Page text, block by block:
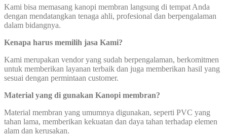
Kami bisa memasang kanopi membran langsung di tempat Anda
dengan mendatangkan tenaga ahli, profesional dan berpengalaman
dalam bidangnya.
Kenapa harus memilih jasa Kami?
Kami merupakan vendor yang sudah berpengalaman, berkomitmen
untuk memberikan layanan terbaik dan juga memberikan hasil yang
sesuai dengan permintaan customer.
Material yang di gunakan Kanopi membran?
Material membran yang umumnya digunakan, seperti PVC yang
tahan lama, memberikan kekuatan dan daya tahan terhadap elemen
alam dan kerusakan.